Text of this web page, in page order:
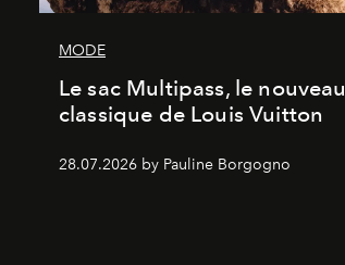
MODE
Le sac Multipass, le nouveau
classique de Louis Vuitton
28.07.2026 by Pauline Borgogno